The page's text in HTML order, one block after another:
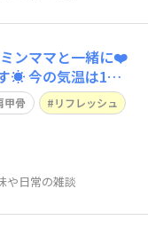
ンママと一緒に❤️
☀️ 今の気温は1
体をしっかりと
甲骨
リフレッシュ
や日常の雑談